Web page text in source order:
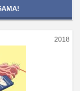
2018